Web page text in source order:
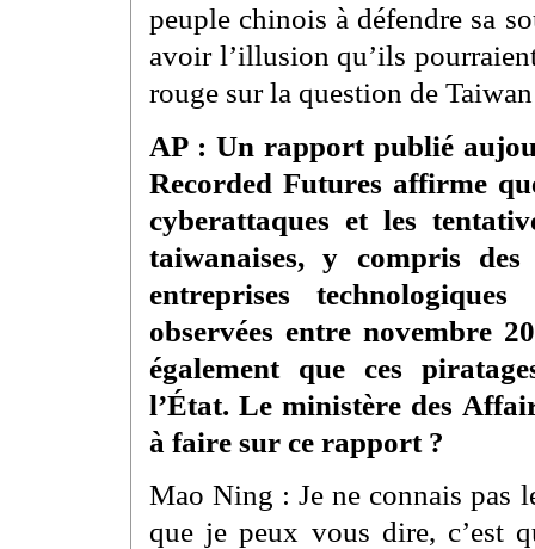
peuple chinois à défendre sa
avoir l’illusion qu’ils
rouge sur la question de
AP : Un rapport publié
Recorded Futures affirme
cyberattaques et les
taiwanaises, y compris
entreprises
observées entre novembre
également que ces
l’État. Le ministère des
à faire sur ce rapport ?
Mao Ning : Je ne connais pas
que je peux vous dire, c’est